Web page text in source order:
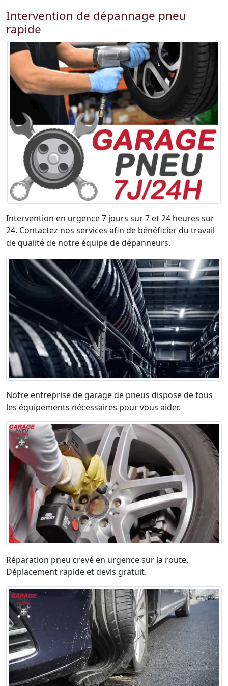
Intervention de dépannage pneu
rapide
Intervention en urgence 7 jours sur 7 et 24 heures sur
24. Contactez nos services afin de bénéficier du travail
de qualité de notre équipe de dépanneurs.
Notre entreprise de garage de pneus dispose de tous
les équipements nécessaires pour vous aider.
Réparation pneu crevé en urgence sur la route.
Déplacement rapide et devis gratuit.